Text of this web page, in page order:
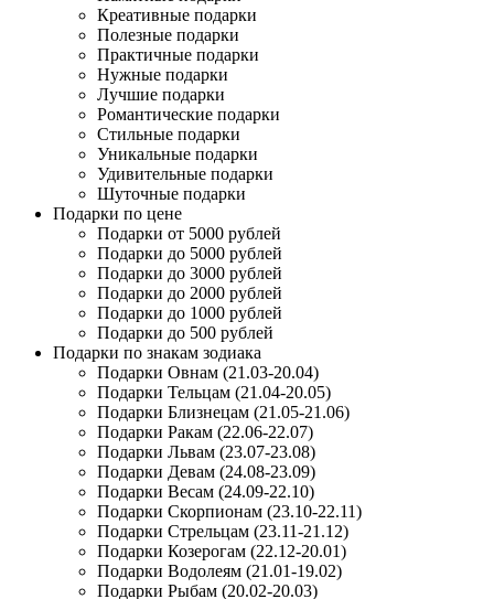
Креативные подарки
Полезные подарки
Практичные подарки
Нужные подарки
Лучшие подарки
Романтические подарки
Стильные подарки
Уникальные подарки
Удивительные подарки
Шуточные подарки
Подарки по цене
Подарки от 5000 рублей
Подарки до 5000 рублей
Подарки до 3000 рублей
Подарки до 2000 рублей
Подарки до 1000 рублей
Подарки до 500 рублей
Подарки по знакам зодиака
Подарки Овнам (21.03-20.04)
Подарки Тельцам (21.04-20.05)
Подарки Близнецам (21.05-21.06)
Подарки Ракам (22.06-22.07)
Подарки Львам (23.07-23.08)
Подарки Девам (24.08-23.09)
Подарки Весам (24.09-22.10)
Подарки Скорпионам (23.10-22.11)
Подарки Стрельцам (23.11-21.12)
Подарки Козерогам (22.12-20.01)
Подарки Водолеям (21.01-19.02)
Подарки Рыбам (20.02-20.03)